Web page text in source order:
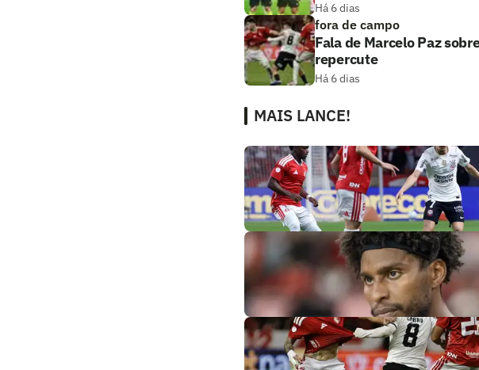
Há 6 dias
fora de campo
Fala de Marcelo Paz
repercute
Há 6 dias
MAIS LANCE!